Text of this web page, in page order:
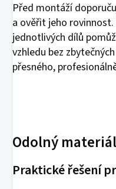
Před montáží
a ověřit jeho
jednotlivých dílů
vzhledu bez
přesného,
Odolný
Praktické řešení